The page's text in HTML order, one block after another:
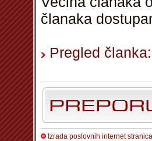
članaka
Pregled
Izrada poslovnih internet stranica